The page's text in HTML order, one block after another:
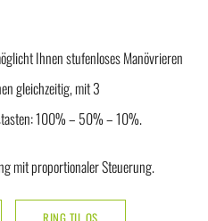
Ihnen stufenloses Manövrieren
gleichzeitig, mit 3
100% – 50% – 10%.
mit proportionaler Steuerung.
RING TIL OS